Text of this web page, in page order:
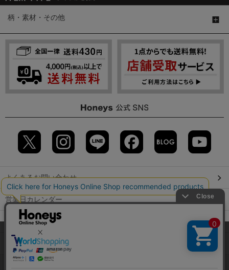
柄・素材・その他
よくあるお問い合わせ
営業日カレンダー
店舗検索
GLOBAL GUIDE（海外からご利用のお客様）
当サイトでは、サイトの利便性向上のため、クッキー(Cookie)を使
用しています。詳しくは「
」をご覧くださ